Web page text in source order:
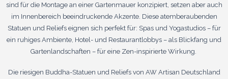
sind für die Montage an einer Gartenmauer konzipiert, setzen aber auch
im Innenbereich beeindruckende Akzente. Diese atemberaubenden
Statuen und Reliefs eignen sich perfekt für: Spas und Yogastudios – für
ein ruhiges Ambiente, Hotel- und Restaurantlobbys – als Blickfang und
Gartenlandschaften – für eine Zen-inspirierte Wirkung.
Die riesigen Buddha-Statuen und Reliefs von AW Artisan Deutschland